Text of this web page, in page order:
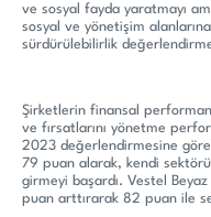
ve sosyal fayda yaratmayı
sosyal ve yönetişim
sürdürülebilirlik
Şirketlerin finansal
ve fırsatlarını yönetme
2023 değerlendirmesine
79 puan alarak, kendi
girmeyi başardı. Vestel
puan arttırarak 82 puan ile